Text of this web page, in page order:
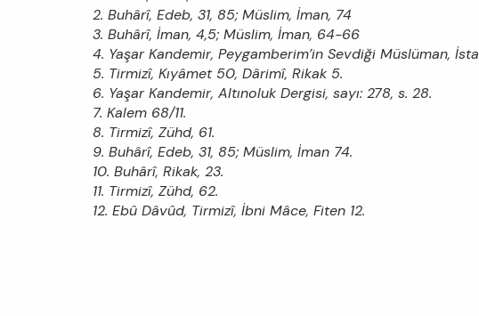
2. Buhârî, Edeb, 31, 85; Müslim, İman, 74
3. Buhârî, İman, 4,5; Müslim, İman, 64-66
4. Yaşar Kandemir, Peygamberim’in Sevdiği Müslüman,
5. Tirmizî, Kıyâmet 50, Dârimî, Rikak 5.
6. Yaşar Kandemir, Altınoluk Dergisi, sayı: 278, s. 28.
7. Kalem 68/11.
8. Tirmizî, Zühd, 61.
9. Buhârî, Edeb, 31, 85; Müslim, İman 74.
10. Buhârî, Rikak, 23.
11. Tirmizî, Zühd, 62.
12. Ebû Dâvûd, Tirmizî, İbni Mâce, Fiten 12.